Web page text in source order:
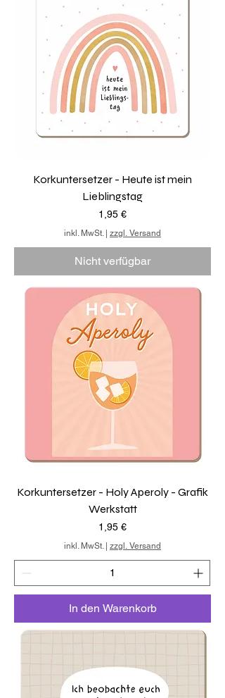
Korkuntersetzer - Heute ist mein
Lieblingstag
Preis
1,95 €
inkl. MwSt.| zzgl. Versand
Nicht verfügbar
Korkuntersetzer - Holy Aperoly - Grafik
Werkstatt
Preis
1,95 €
inkl. MwSt.| zzgl. Versand
In den Warenkorb